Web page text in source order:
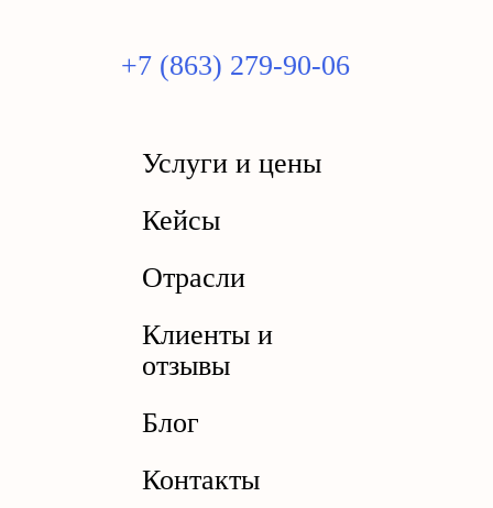
+7 (863) 279-90-06
Услуги и цены
Кейсы
Отрасли
Клиенты и
отзывы
Блог
Контакты